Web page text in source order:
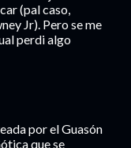
(pal caso,
Jr). Pero se me
perdi algo
por el Guasón
que se